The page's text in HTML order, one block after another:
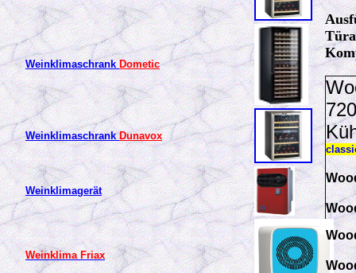
WeinklimaschrankDometic
WeinklimaschrankDunavox
Weinklimagerät
Weinklima Friax